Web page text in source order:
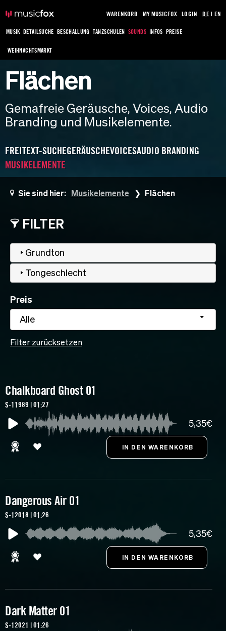
MUSIK DETAILSUCHE BESCHALLUNG TANZSCHULEN SOUNDS INFOS PREISE
WEIHNACHTSMARKT
WARENKORB MY MUSICFOX LOGIN DE| EN
Flächen
Gemafreie Geräusche, Voices, Audio
Branding und Musikelemente.
FREITEXT-SUCHEGERÄUSCHEVOICESAUDIO BRANDING
MUSIKELEMENTE
Sie sind hier: Musikelemente Flächen
FILTER
Grundton
Tongeschlecht
Preis
Alle
Filter zurücksetzen
Chalkboard Ghost 01
S-11989 | 01:27
5,35€
Dangerous Air 01
S-12018 | 01:26
5,35€
Dark Matter 01
S-12021 | 01:26